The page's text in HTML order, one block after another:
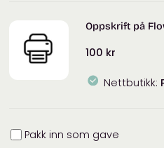
Classic
antall
Oppskrift på
100 kr
Nettbutikk:
Innpakning
Pakk inn som gave